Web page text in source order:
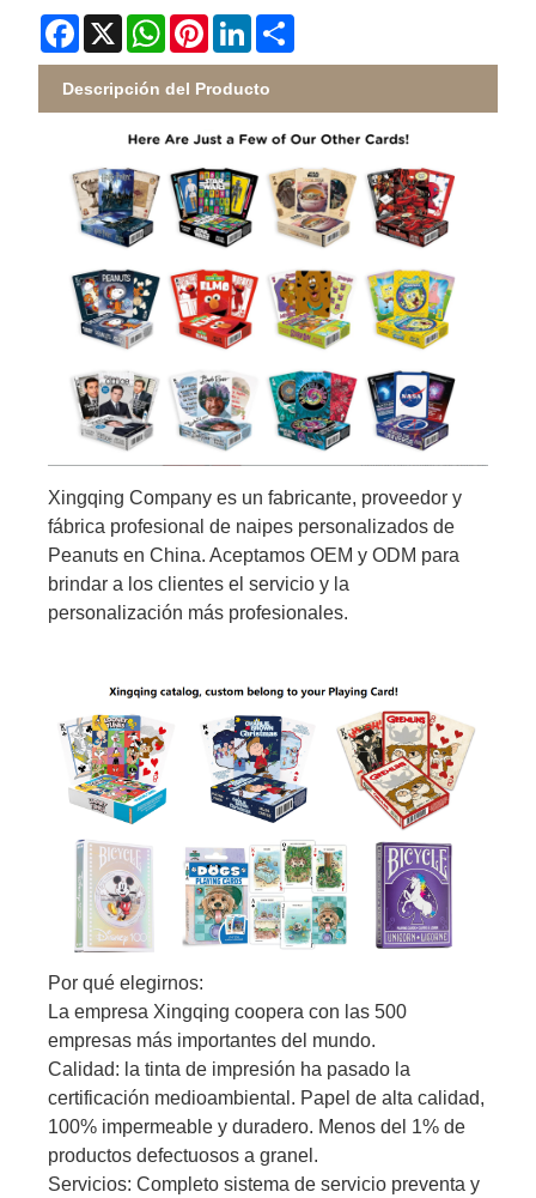
Facebook
X WhatsApp
PinterestLinkedIn
Descripción del Producto
Xingqing Company es un fabricante, proveedor y
fábrica profesional de naipes personalizados de
Peanuts en China. Aceptamos OEM y ODM para
brindar a los clientes el servicio y la
personalización más profesionales.
Por qué elegirnos:
La empresa Xingqing coopera con las 500
empresas más importantes del mundo.
Calidad: la tinta de impresión ha pasado la
certificación medioambiental. Papel de alta calidad,
100% impermeable y duradero. Menos del 1% de
productos defectuosos a granel.
Servicios: Completo sistema de servicio preventa y